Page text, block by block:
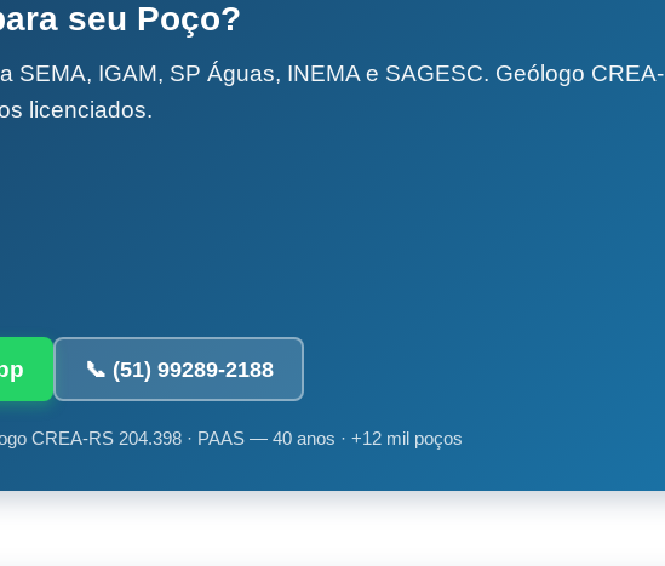
seu Poço?
SEMA, IGAM, SP Águas, INEMA e SAGESC. Geólogo CREA-
licenciados.
📞 (51) 99289-2188
CREA-RS 204.398 · PAAS — 40 anos · +12 mil poços